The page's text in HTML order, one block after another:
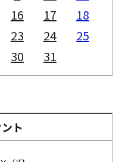
16 17
18
23 24
25
30 31
ト